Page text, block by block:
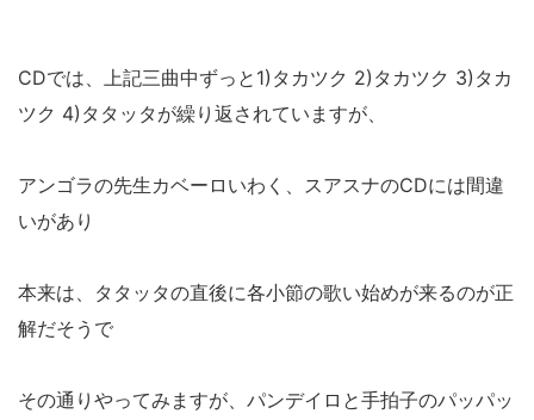
CDでは、上記三曲中ずっと1)タカツク 2)タカツク 3)タカ
ツク 4)タタッタが繰り返されていますが、
アンゴラの先生カベーロいわく、スアスナのCDには間違
いがあり
本来は、タタッタの直後に各小節の歌い始めが来るのが正
解だそうで
その通りやってみますが、パンデイロと手拍子のパッパッ